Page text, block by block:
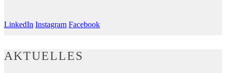
LinkedIn Instagram Facebook
AKTUELLES